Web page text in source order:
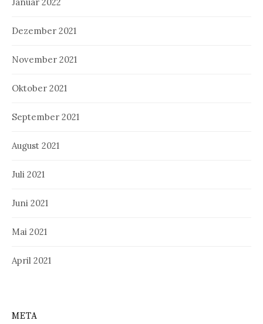
Dezember 2021
November 2021
Oktober 2021
September 2021
August 2021
Juli 2021
Juni 2021
Mai 2021
April 2021
META